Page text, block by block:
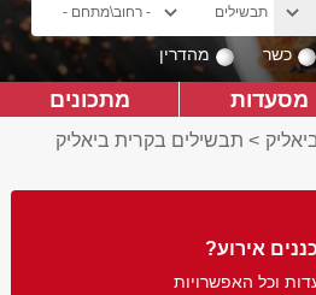
כשר מהדרין
מסעדות מתכונים
> תבשילים בקרית ביאליק
אירוע?
וכל האפשרויות